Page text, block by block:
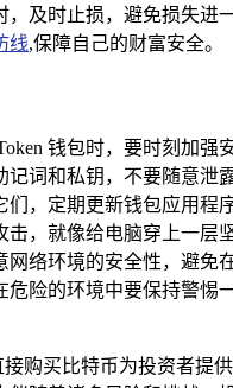
，及时止损，避免损失进
线,保障自己的财富安全。
钱包时，要时刻加强
记词和私钥，不要随意泄
们，定期更新钱包应用程
击，就像给电脑穿上一层
网络环境的安全性，避免
危险的环境中要保持警惕
接购买比特币为投资者提